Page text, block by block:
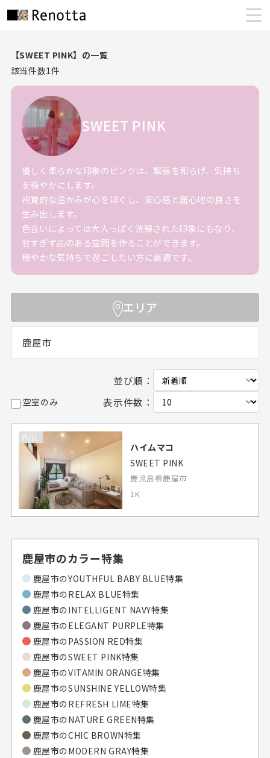
【SWEET PINK】の一覧
該当件数1件
SWEET PINK
優しく柔らかな印象のピンクは、緊張を和らげ、気持ち
を穏やかにします。
視覚的な温かみが心をほぐし、安心感と居心地の良さを
生み出します。
色合いによっては大人っぽく洗練された印象にもなり、
甘すぎず品のある空間を作ることができます。
穏やかな気持ちで過ごしたい方に最適です。
エリア
鹿屋市
並び順：
空室のみ 表示件数：
FULL
ハイムマコ
SWEET PINK
鹿児島県鹿屋市
1K
鹿屋市のカラー特集
鹿屋市のYOUTHFUL BABY BLUE特集
鹿屋市のRELAX BLUE特集
鹿屋市のINTELLIGENT NAVY特集
鹿屋市のELEGANT PURPLE特集
鹿屋市のPASSION RED特集
鹿屋市のSWEET PINK特集
鹿屋市のVITAMIN ORANGE特集
鹿屋市のSUNSHINE YELLOW特集
鹿屋市のREFRESH LIME特集
鹿屋市のNATURE GREEN特集
鹿屋市のCHIC BROWN特集
鹿屋市のMODERN GRAY特集